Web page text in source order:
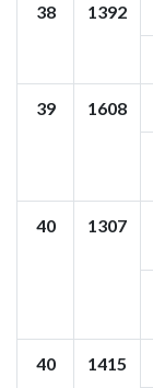
38 1392
39 1608
40 1307
40 1415